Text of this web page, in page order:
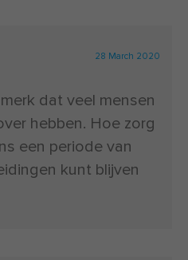
28 March 2020
dat veel mensen
hebben. Hoe zorg
een periode van
kunt blijven